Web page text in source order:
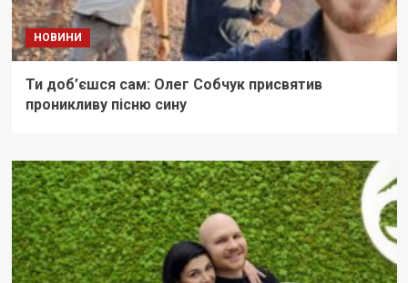
НОВИНИ
Ти доб’єшся сам: Олег Собчук присвятив
проникливу пісню сину